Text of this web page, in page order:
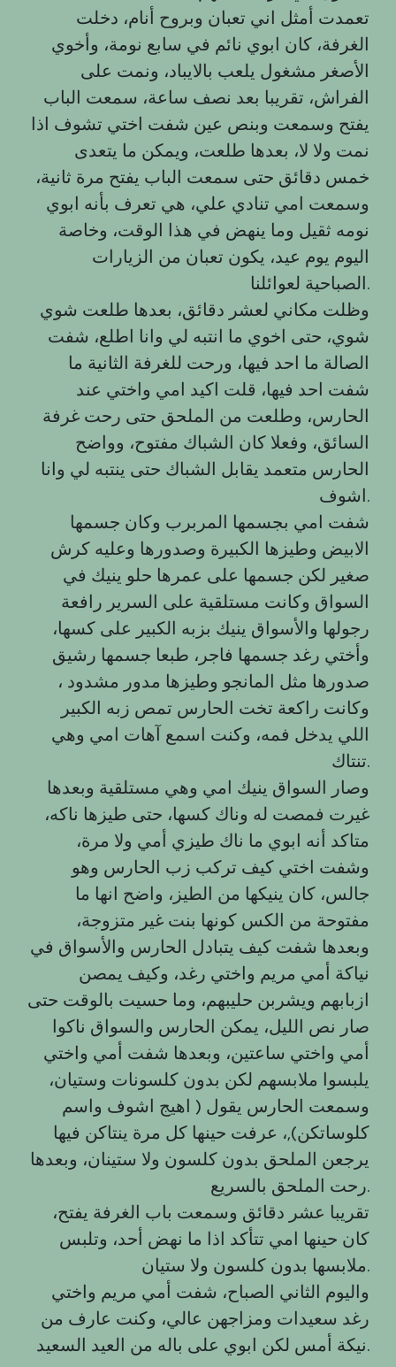
تعمدت أمثل اني تعبان وبروح أنام، دخلت
الغرفة، كان ابوي نائم في سابع نومة، وأخوي
الأصغر مشغول يلعب بالايباد، ونمت على
الفراش، تقريبا بعد نصف ساعة، سمعت الباب
يفتح وسمعت وبنص عين شفت اختي تشوف اذا
نمت ولا لا، بعدها طلعت، ويمكن ما يتعدى
خمس دقائق حتى سمعت الباب يفتح مرة ثانية،
وسمعت امي تنادي علي، هي تعرف بأنه ابوي
نومه ثقيل وما ينهض في هذا الوقت، وخاصة
اليوم يوم عيد، يكون تعبان من الزيارات
الصباحية لعوائلنا.
وظلت مكاني لعشر دقائق، بعدها طلعت شوي
شوي، حتى اخوي ما انتبه لي وانا اطلع، شفت
الصالة ما احد فيها، ورحت للغرفة الثانية ما
شفت احد فيها، قلت اكيد امي واختي عند
الحارس، وطلعت من الملحق حتى رحت غرفة
السائق، وفعلا كان الشباك مفتوح، وواضح
الحارس متعمد يقابل الشباك حتى ينتبه لي وانا
اشوف.
شفت امي بجسمها المربرب وكان جسمها
الابيض وطيزها الكبيرة وصدورها وعليه كرش
صغير لكن جسمها على عمرها حلو ينيك في
السواق وكانت مستلقية على السرير رافعة
رجولها والأسواق ينيك بزبه الكبير على كسها،
وأختي رغد جسمها فاجر، طبعا جسمها رشيق
صدورها مثل المانجو وطيزها مدور مشدود ،
وكانت راكعة تخت الحارس تمص زبه الكبير
اللي يدخل فمه، وكنت اسمع آهات امي وهي
تنتاك.
وصار السواق ينيك امي وهي مستلقية وبعدها
غيرت فمصت له وناك كسها، حتى طيزها ناكه،
متاكد أنه ابوي ما ناك طيزي أمي ولا مرة،
وشفت اختي كيف تركب زب الحارس وهو
جالس، كان ينيكها من الطيز، واضح انها ما
مفتوحة من الكس كونها بنت غير متزوجة،
وبعدها شفت كيف يتبادل الحارس والأسواق في
نياكة أمي مريم واختي رغد، وكيف يمصن
ازبابهم ويشربن حليبهم، وما حسيت بالوقت حتى
صار نص الليل، يمكن الحارس والسواق ناكوا
أمي واختي ساعتين، وبعدها شفت أمي واختي
يلبسوا ملابسهم لكن بدون كلسونات وستيان،
وسمعت الحارس يقول ( اهيج اشوف واسم
كلوساتكن),، عرفت حينها كل مرة ينتاكن فيها
يرجعن الملحق بدون كلسون ولا ستينان، وبعدها
رحت الملحق بالسريع.
تقريبا عشر دقائق وسمعت باب الغرفة يفتح،
كان حينها امي تتأكد اذا ما نهض أحد، وتلبس
ملابسها بدون كلسون ولا ستيان.
واليوم الثاني الصباح، شفت أمي مريم واختي
رغد سعيدات ومزاجهن عالي، وكنت عارف من
نيكة أمس لكن ابوي على باله من العيد السعيد.